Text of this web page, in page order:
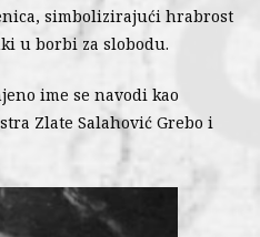
simbolizirajući hrabrost
u borbi za slobodu.
ime se navodi kao
Zlate Salahović Grebo i